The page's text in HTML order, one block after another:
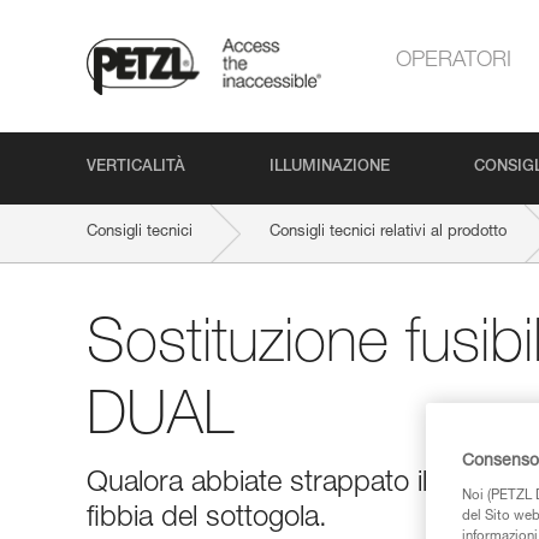
OPERATORI
VERTICALITÀ ILLUMINAZIONE
Consigli tecnici Consigli tecnici relativi al prodotto
Sostituzione
DUAL
Qualora abbiate strappato il
fibbia del sottogola.
Noi
del Sito